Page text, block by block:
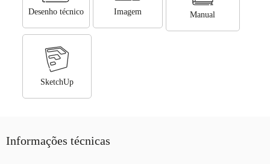
Desenho técnico Imagem Manual
SketchUp
Informações técnicas